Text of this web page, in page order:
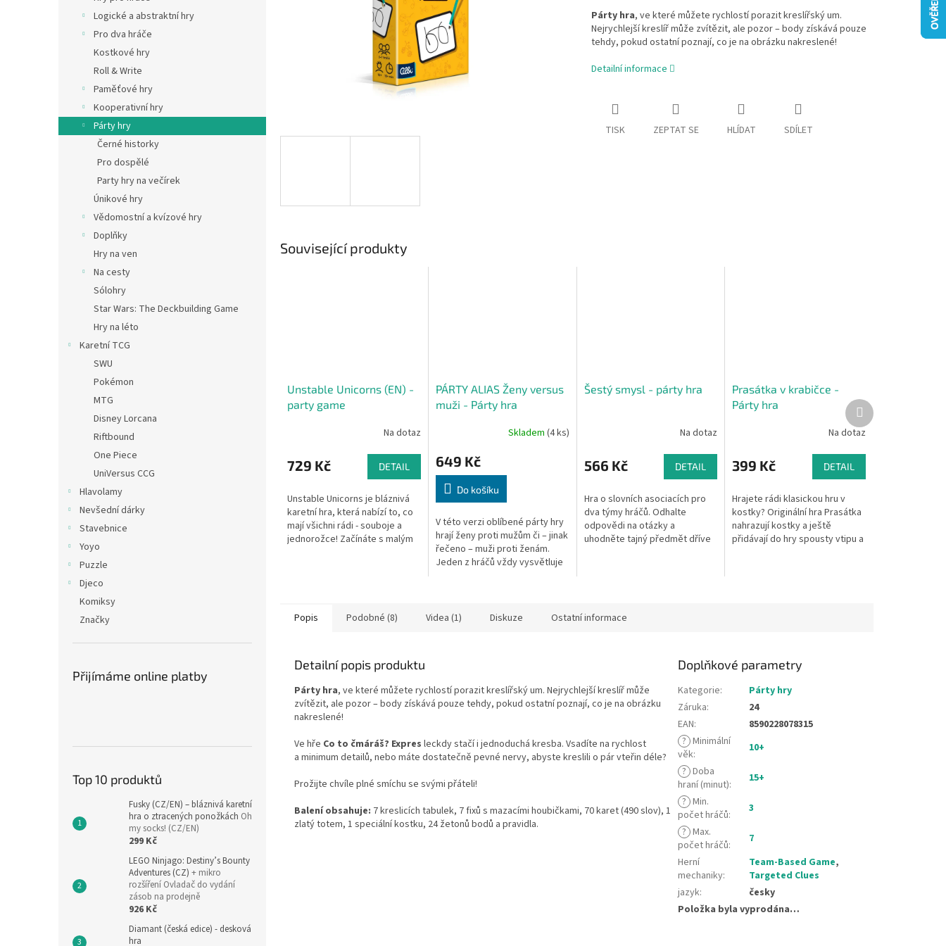
Logické a abstraktní hry
Pro dva hráče
Kostkové hry
Roll & Write
Paměťové hry
Kooperativní hry
Párty hry
Černé historky
Pro dospělé
Party hry na večírek
Únikové hry
Vědomostní a kvízové hry
Doplňky
Hry na ven
Na cesty
Sólohry
Star Wars: The Deckbuilding Game
Hry na léto
Karetní TCG
SWU
Pokémon
MTG
Disney Lorcana
Riftbound
One Piece
UniVersus CCG
Hlavolamy
Nevšední dárky
Stavebnice
Yoyo
Puzzle
Djeco
Komiksy
Značky
Přijímáme online platby
Top 10 produktů
Fusky (CZ/EN) – bláznivá karetní
hra o ztracených ponožkách Oh
my socks! (CZ/EN)
299 Kč
LEGO Ninjago: Destiny’s Bounty
Adventures (CZ) + mikro
rozšíření Ovladač do vydání
zásob na prodejně
926 Kč
Diamant (česká edice) - desková
hra
Párty hra, ve které můžete rychlostí porazit kreslířský um.
Nejrychlejší kreslíř může zvítězit, ale pozor – body získává pouze
tehdy, pokud ostatní poznají, co je na obrázku nakreslené!
Detailní informace
TISK ZEPTAT SE HLÍDAT SDÍLET
Související produkty
Unstable Unicorns (EN) -
party game
Na dotaz
729 Kč DETAIL
Unstable Unicorns je bláznivá
karetní hra, která nabízí to, co
mají všichni rádi - souboje a
jednorožce! Začínáte s malým
PÁRTY ALIAS Ženy versus
muži - Párty hra
Skladem (4 ks)
649 Kč
Do košíku
V této verzi oblíbené párty hry
hrají ženy proti mužům či – jinak
řečeno – muži proti ženám.
Jeden z hráčů vždy vysvětluje
Šestý smysl - párty hra
Na dotaz
566 Kč DETAIL
Hra o slovních asociacích pro
dva týmy hráčů. Odhalte
odpovědi na otázky a
uhodněte tajný předmět dříve
Prasátka v krabičce -
Párty hra
Na dotaz
399 Kč DETAIL
Hrajete rádi klasickou hru v
kostky? Originální hra Prasátka
nahrazují kostky a ještě
přidávají do hry spousty vtipu a
Další
produkt
Popis Podobné (8) Videa (1) Diskuze Ostatní informace
Detailní popis produktu
Párty hra, ve které můžete rychlostí porazit kreslířský um. Nejrychlejší kreslíř může
zvítězit, ale pozor – body získává pouze tehdy, pokud ostatní poznají, co je na obrázku
nakreslené!
Ve hře Co to čmáráš? Expres leckdy stačí i jednoduchá kresba. Vsadíte na rychlost
a minimum detailů, nebo máte dostatečně pevné nervy, abyste kreslili o pár vteřin déle?
Prožijte chvíle plné smíchu se svými přáteli!
Balení obsahuje: 7 kreslicích tabulek, 7 fixů s mazacími houbičkami, 70 karet (490 slov), 1
zlatý totem, 1 speciální kostku, 24 žetonů bodů a pravidla.
Doplňkové parametry
Kategorie:
Párty hry
Záruka:
24
EAN:
8590228078315
? Minimální
věk:
10+
? Doba
hraní (minut):
15+
? Min.
počet hráčů:
3
? Max.
počet hráčů:
7
Herní
mechaniky:
Team-Based Game,
Targeted Clues
jazyk:
česky
Položka byla vyprodána…